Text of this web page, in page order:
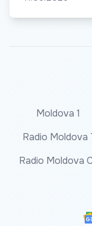
Moldova 1
Radio Moldova
Radio Moldova